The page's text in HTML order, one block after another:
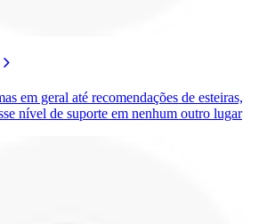
em geral até recomendações de esteiras,
nível de suporte em nenhum outro lugar